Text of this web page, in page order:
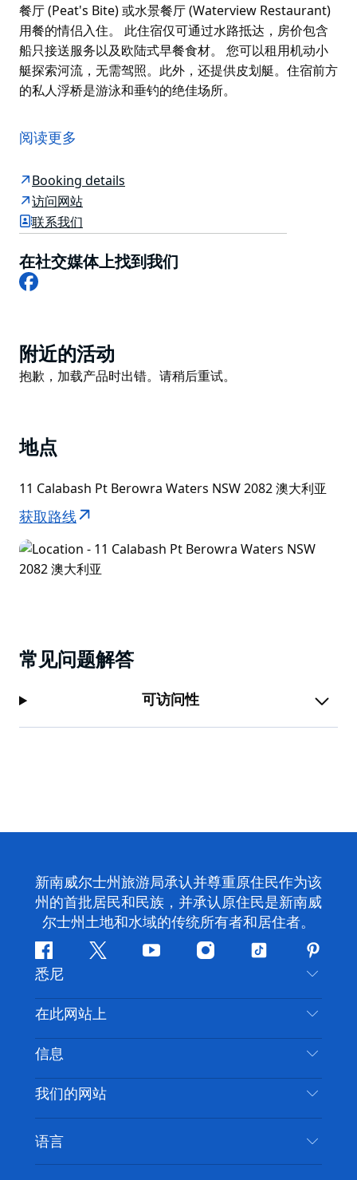
餐厅 (Peat's Bite) 或水景餐厅 (Waterview Restaurant)
用餐的情侣入住。 此住宿仅可通过水路抵达，房价包含
船只接送服务以及欧陆式早餐食材。 您可以租用机动小
艇探索河流，无需驾照。此外，还提供皮划艇。住宿前方
的私人浮桥是游泳和垂钓的绝佳场所。
迷人的独立式住宿，坐落于河畔，配备宽敞的露台和烧烤
设施，是您在欣赏壮丽河景的同时享受户外用餐的理想之
贝罗拉沃特斯工作室最适合前来此地旅游、参加婚礼或在
贝罗拉沃特斯旅馆 (Berowra Waters Inn)、皮特餐厅
(Peat's Bite) 或水景餐厅 (Waterview Restaurant) 用餐
的情侣入住。
此住宿仅可通过水路抵达，房价包含船只接送服务以及欧
皮划艇。住宿前方的私人浮桥是游泳和垂钓的绝佳场所。
阅读更多
Booking details
访问网站
联系我们
在社交媒体上找到我们
Facebook
Product
List
附近的活动
Product
抱歉，加载产品时出错。请稍后重试。
地点
11 Calabash Pt Berowra Waters NSW 2082 澳大利亚
获取路线
常见问题解答
可访问性
新南威尔士州旅游局承认并尊重原住民作为该
州的首批居民和民族，并承认原住民是新南威
尔士州土地和水域的传统所有者和居住者。
Facebook叽
喳
喳
YouTubeInstagram
抖
悉尼
联系我们
免责声明
隐私
Cookie 通知
在此网站上
目的地
推荐活动
新南威尔士州公路旅行
活动
住宿
信息
旅行信息
无障碍悉尼
列出您的业务
我们的网站
语言